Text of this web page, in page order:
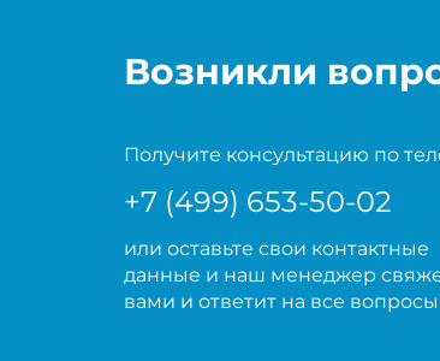
Возникли
Получите консультацию по
+7 (499) 653-50-02
или оставьте свои контактные
данные и наш менеджер
вами и ответит на все